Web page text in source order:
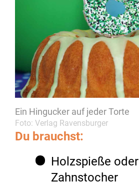
Ein Hingucker auf jeder Torte
Foto: Verlag Ravensburger
Du brauchst:
Holzspieße oder
Zahnstocher